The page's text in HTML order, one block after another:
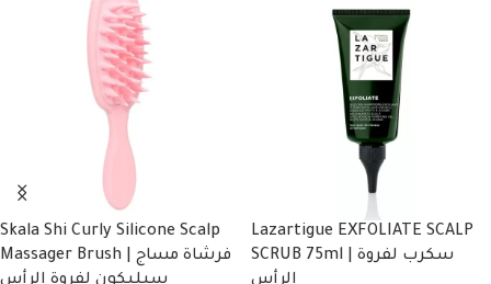
Skala Shi Curly Silicone Scalp
Massager Brush | فرشاة مساج
Lazartigue EXFOLIATE SCALP
SCRUB 75ml | سكرب لفروة